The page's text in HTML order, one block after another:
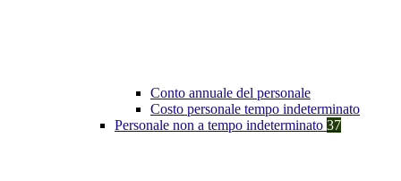
Conto annuale del personale
Costo personale tempo indeterminato
Personale non a tempo indeterminato 37